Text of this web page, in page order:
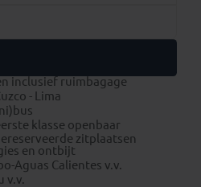
inclusief ruimbagage
- Lima
klasse openbaar
zitplaatsen
en ontbijt
Aguas Calientes v.v.
v.v.